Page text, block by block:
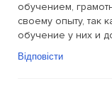
обучением,
своему опыту, так
обучение у них и
Відповісти